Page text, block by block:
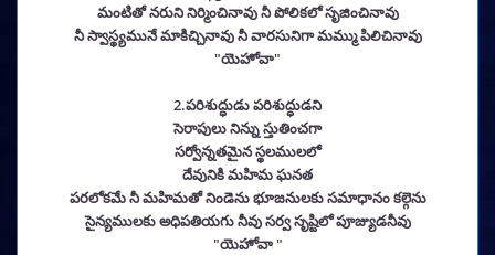
మంటితో నరుని నిర్మించినావు నీ పోలికలో సృజించినావు
నీ స్వాస్థ్యమునే మాకిచ్చినావు నీ వారసునిగా మమ్ము పిలిచినావు
"యెహోవా"
2.పరిశుద్ధుడు పరిశుద్ధుడని
సెరాపులు నిన్ను స్తుతించగా
సర్వోన్నతమైన స్థలములలో
దేవునికి మహిమ ఘనత
పరలోకమే నీ మహిమతో నిండెను భూజనులకు సమాధానం కల్గెను
సైన్యములకు అధిపతియగు నీవు సర్వ సృష్టిలో పూజ్యుడనీవు
"యెహోవా "